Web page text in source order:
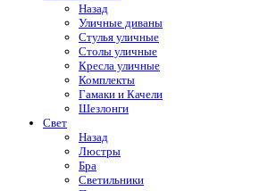
Назад
Уличные диваны
Стулья уличные
Столы уличные
Кресла уличные
Комплекты
Гамаки и Качели
Шезлонги
Свет
Назад
Люстры
Бра
Светильники